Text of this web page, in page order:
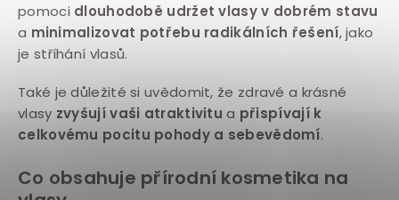
pomoci dlouhodobě udržet vlasy v dobrém stavu
a minimalizovat potřebu radikálních řešení, jako
je stříhání vlasů.
Také je důležité si uvědomit, že zdravé a krásné
vlasy zvyšují vaši atraktivitu a přispívají k
celkovému pocitu pohody a sebevědomí.
Co obsahuje přírodní kosmetika na